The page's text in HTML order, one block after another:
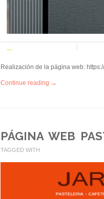
Realización de la página web:
Continue reading →
PÁGINA WEB
TAGGED WITH